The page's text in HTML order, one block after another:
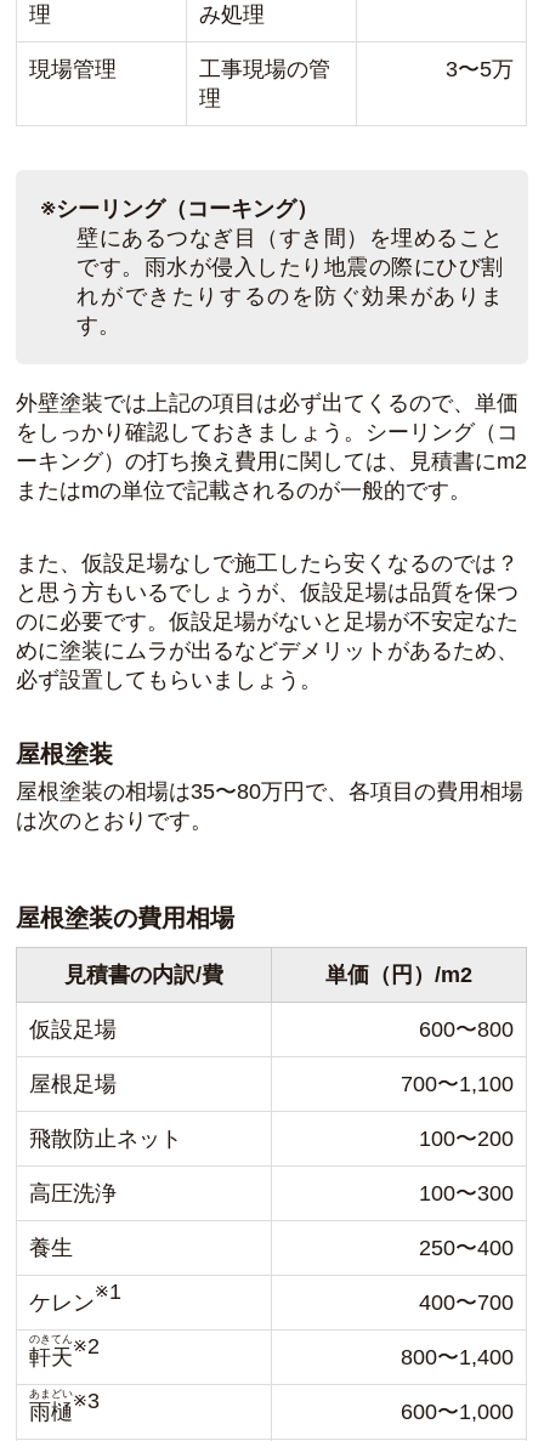
理
み処理
現場管理
工事現場の管
理
3〜5万
※シーリング（コーキング）
壁にあるつなぎ目（すき間）を埋めること
です。雨水が侵入したり地震の際にひび割
れができたりするのを防ぐ効果がありま
す。
外壁塗装では上記の項目は必ず出てくるので、単価
をしっかり確認しておきましょう。シーリング（コ
ーキング）の打ち換え費用に関しては、見積書にm2
またはmの単位で記載されるのが一般的です。
また、仮設足場なしで施工したら安くなるのでは？
と思う方もいるでしょうが、仮設足場は品質を保つ
のに必要です。仮設足場がないと足場が不安定なた
めに塗装にムラが出るなどデメリットがあるため、
必ず設置してもらいましょう。
屋根塗装
屋根塗装の相場は35〜80万円で、各項目の費用相場
は次のとおりです。
屋根塗装の費用相場
見積書の内訳/費 単価（円）/m2
仮設足場 600〜800
屋根足場 700〜1,100
飛散防止ネット 100〜200
高圧洗浄 100〜300
養生 250〜400
ケレン※1 400〜700
軒天
のきてん※2 800〜1,400
雨樋
あまどい※3 600〜1,000